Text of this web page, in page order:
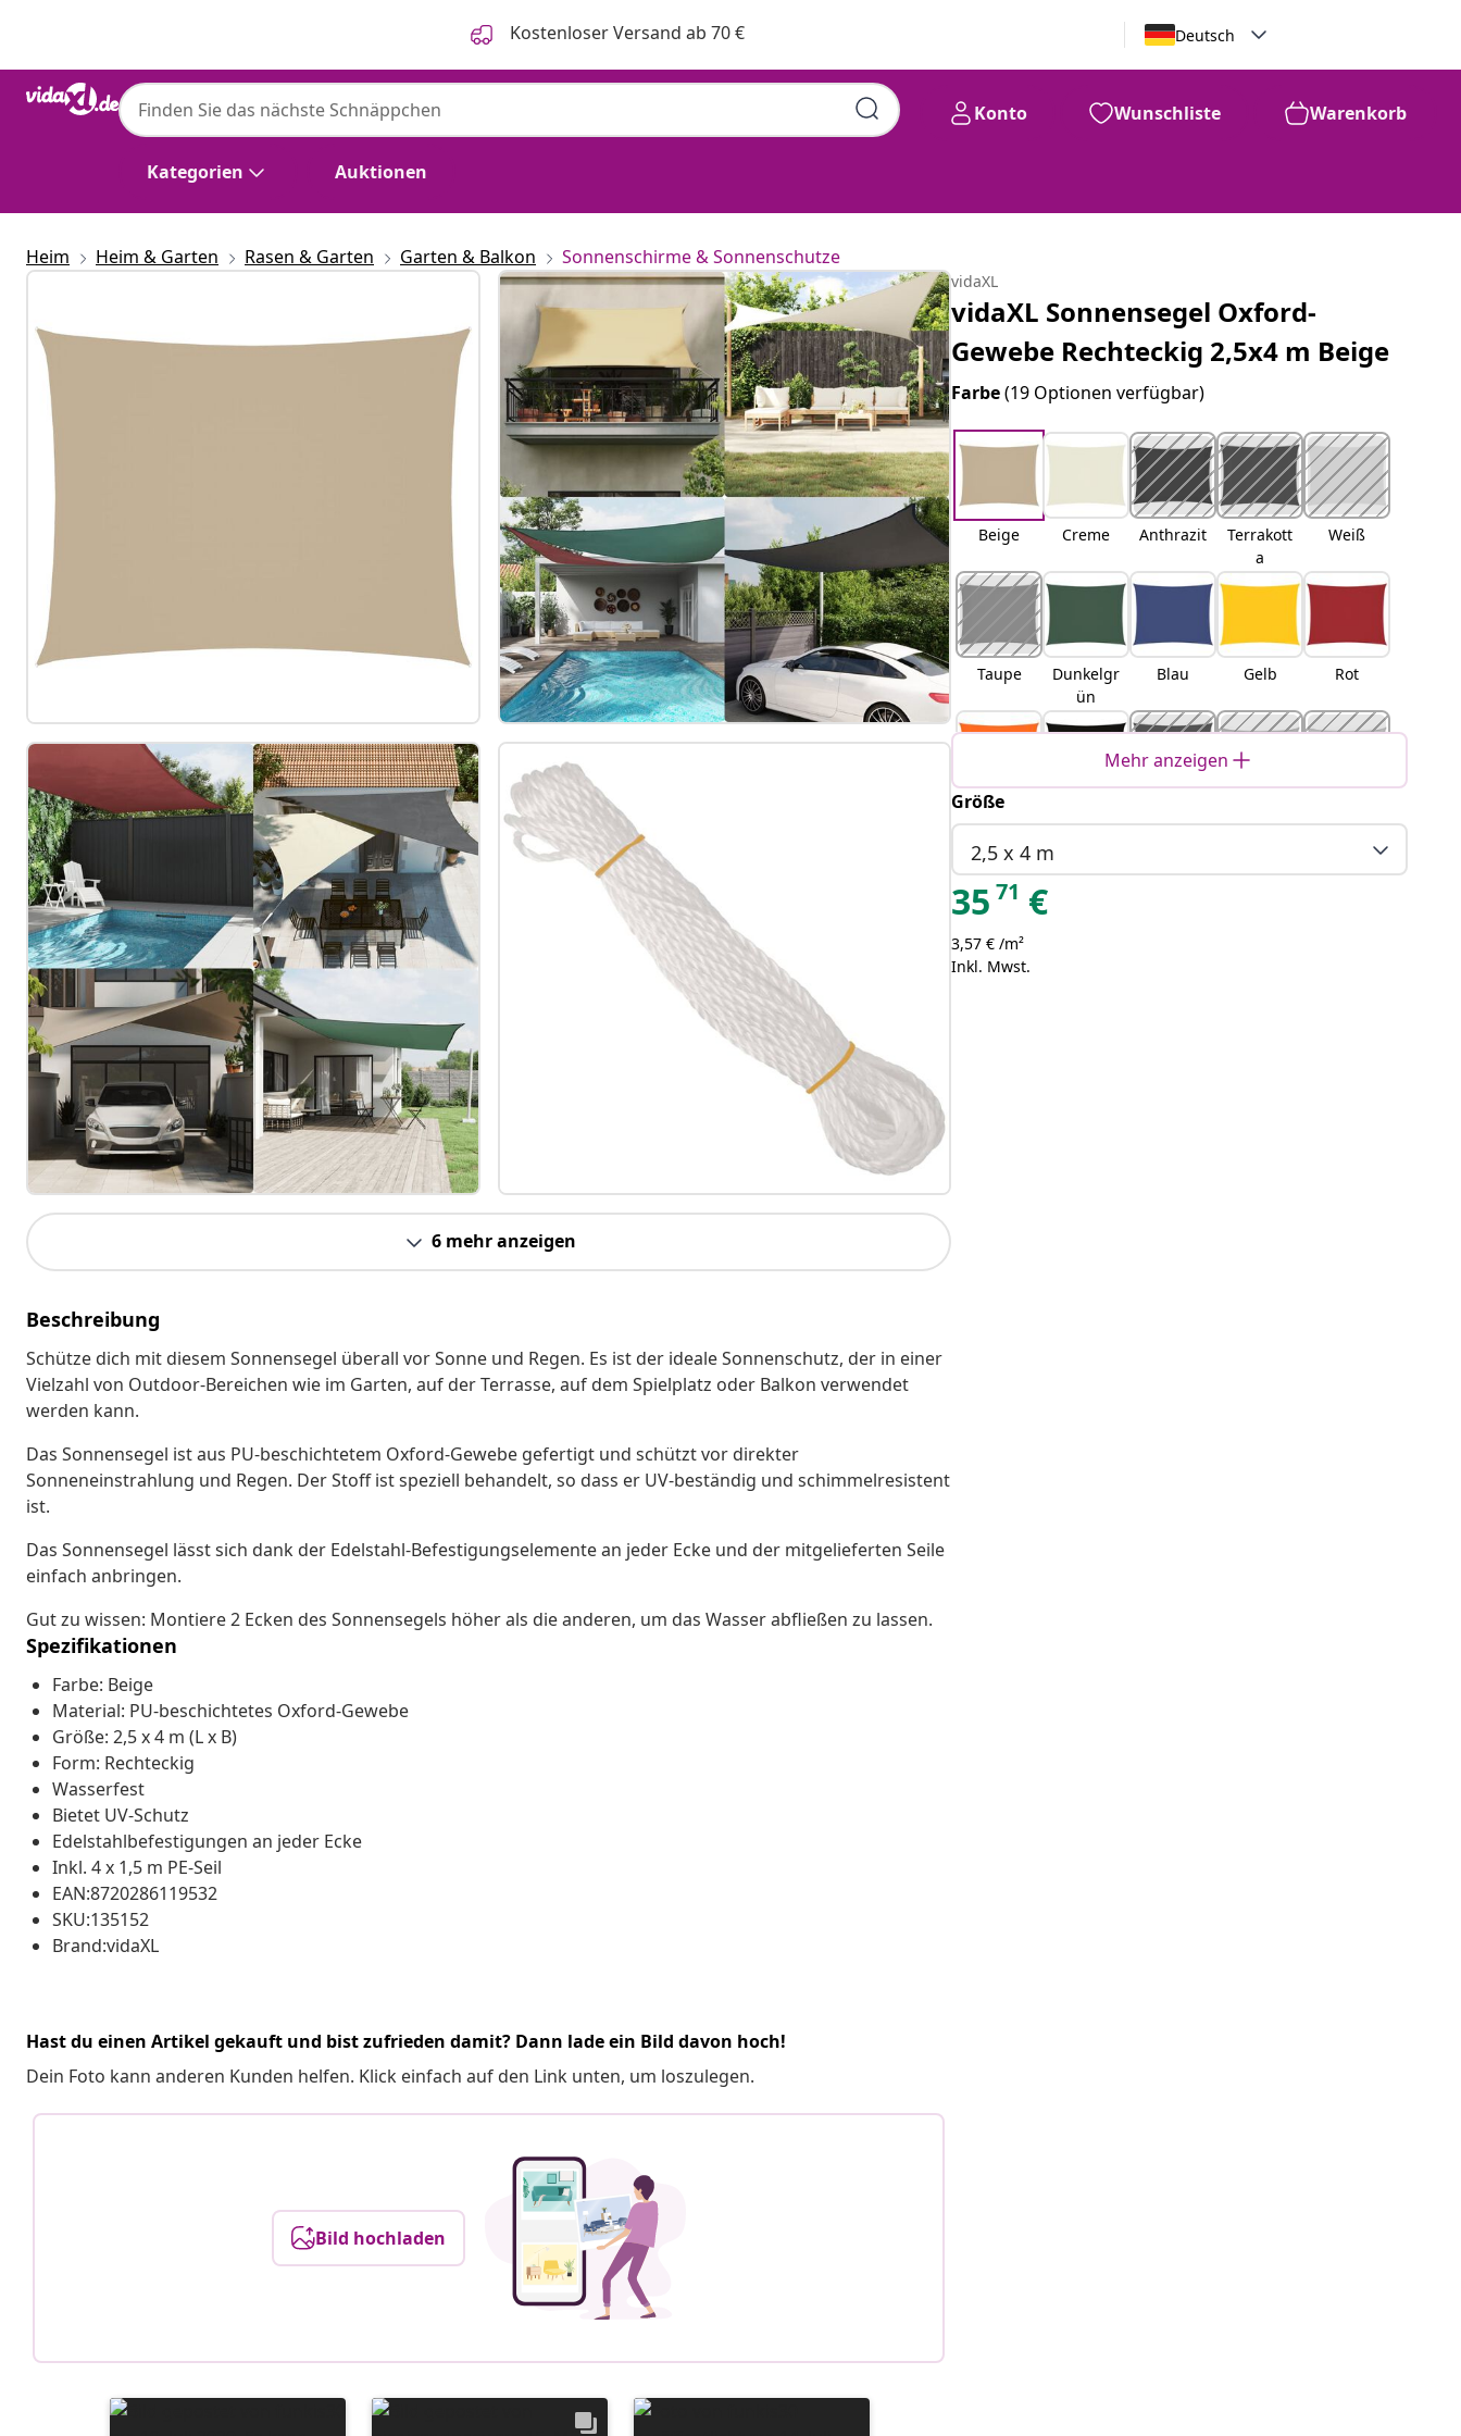
Kostenloser Versand ab 70 € Deutsch
Kategorien Auktionen
Konto Wunschliste Warenkorb
Heim Heim & Garten Rasen & Garten Garten & Balkon Sonnenschirme & Sonnenschutze
6 mehr anzeigen
Beschreibung
Schütze dich mit diesem Sonnensegel überall vor Sonne und Regen. Es ist der ideale Sonnenschutz, der in einer
Vielzahl von Outdoor-Bereichen wie im Garten, auf der Terrasse, auf dem Spielplatz oder Balkon verwendet
werden kann.
Das Sonnensegel ist aus PU-beschichtetem Oxford-Gewebe gefertigt und schützt vor direkter
Sonneneinstrahlung und Regen. Der Stoff ist speziell behandelt, so dass er UV-beständig und schimmelresistent
ist.
Das Sonnensegel lässt sich dank der Edelstahl-Befestigungselemente an jeder Ecke und der mitgelieferten Seile
einfach anbringen.
Gut zu wissen: Montiere 2 Ecken des Sonnensegels höher als die anderen, um das Wasser abfließen zu lassen.
Spezifikationen
Farbe: Beige
Material: PU-beschichtetes Oxford-Gewebe
Größe: 2,5 x 4 m (L x B)
Form: Rechteckig
Wasserfest
Bietet UV-Schutz
Edelstahlbefestigungen an jeder Ecke
Inkl. 4 x 1,5 m PE-Seil
EAN:8720286119532
SKU:135152
Brand:vidaXL
Hast du einen Artikel gekauft und bist zufrieden damit? Dann lade ein Bild davon hoch!
Dein Foto kann anderen Kunden helfen. Klick einfach auf den Link unten, um loszulegen.
Bild hochladen
vidaXL
vidaXL Sonnensegel Oxford-
Gewebe Rechteckig 2,5x4 m Beige
Farbe(19 Optionen verfügbar)
Beige Creme Anthrazit
Terrakott
a
Weiß
Taupe
Dunkelgr
ün
Blau Gelb Rot
Orange
Orange
und
Mehr anzeigen
Größe
2,5 x 4 m
35 71 €
3,57 € /m²
Inkl. Mwst.